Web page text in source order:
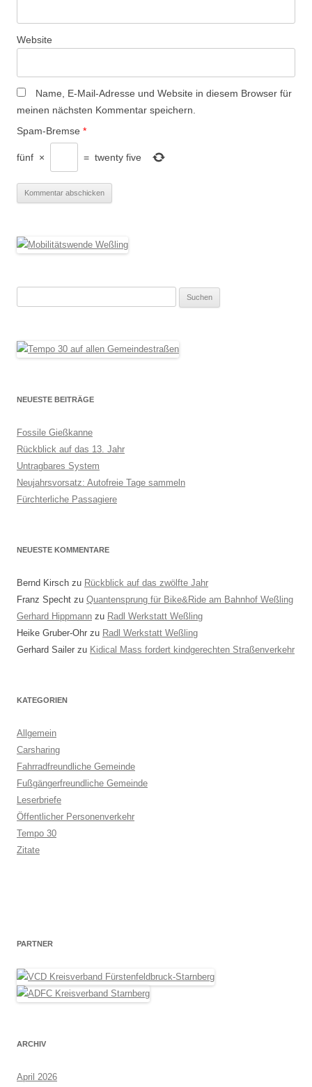
Website
Name, E-Mail-Adresse und Website in diesem Browser für
meinen nächsten Kommentar speichern.
Spam-Bremse *
fünf × = twenty five
NEUESTE BEITRÄGE
Fossile Gießkanne
Rückblick auf das 13. Jahr
Untragbares System
Neujahrsvorsatz: Autofreie Tage sammeln
Fürchterliche Passagiere
NEUESTE KOMMENTARE
Bernd Kirsch zu Rückblick auf das zwölfte Jahr
Franz Specht zu Quantensprung für Bike&Ride am Bahnhof Weßling
Gerhard Hippmann zu Radl Werkstatt Weßling
Heike Gruber-Ohr zu Radl Werkstatt Weßling
Gerhard Sailer zu Kidical Mass fordert kindgerechten Straßenverkehr
KATEGORIEN
Allgemein
Carsharing
Fahrradfreundliche Gemeinde
Fußgängerfreundliche Gemeinde
Leserbriefe
Öffentlicher Personenverkehr
Tempo 30
Zitate
PARTNER
ARCHIV
April 2026